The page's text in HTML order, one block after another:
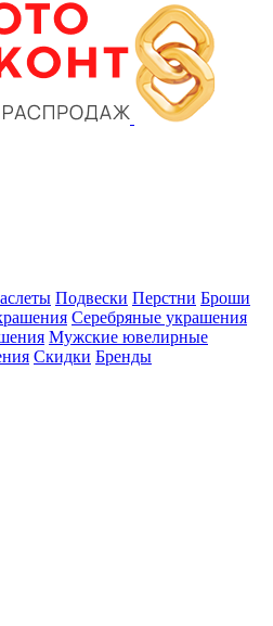
Подвески Перстни Броши
Серебряные украшения
Мужские ювелирные
Скидки Бренды